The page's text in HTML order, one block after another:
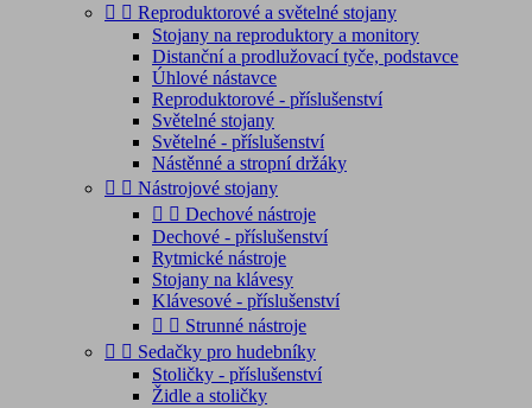
  Reproduktorové a světelné stojany
Stojany na reproduktory a monitory
Distanční a prodlužovací tyče, podstavce
Úhlové nástavce
Reproduktorové - příslušenství
Světelné stojany
Světelné - příslušenství
Nástěnné a stropní držáky
  Nástrojové stojany
  Dechové nástroje
Dechové - příslušenství
Rytmické nástroje
Stojany na klávesy
Klávesové - příslušenství
  Strunné nástroje
  Sedačky pro hudebníky
Stoličky - příslušenství
Židle a stoličky